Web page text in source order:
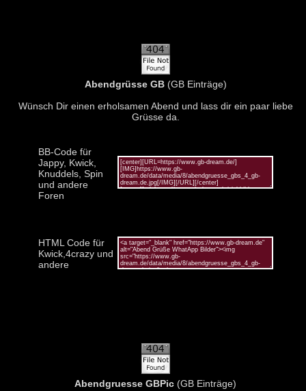
Abendgrüsse GB(GB Einträge)
Wünsch Dir einen erholsamen Abend und lass dir ein paar liebe
Grüsse da.
BB-Code für
Jappy, Kwick,
Knuddels, Spin
und andere
Foren
HTML Code für
Kwick,4crazy und
andere
Abendgruesse GBPic (GB Einträge)